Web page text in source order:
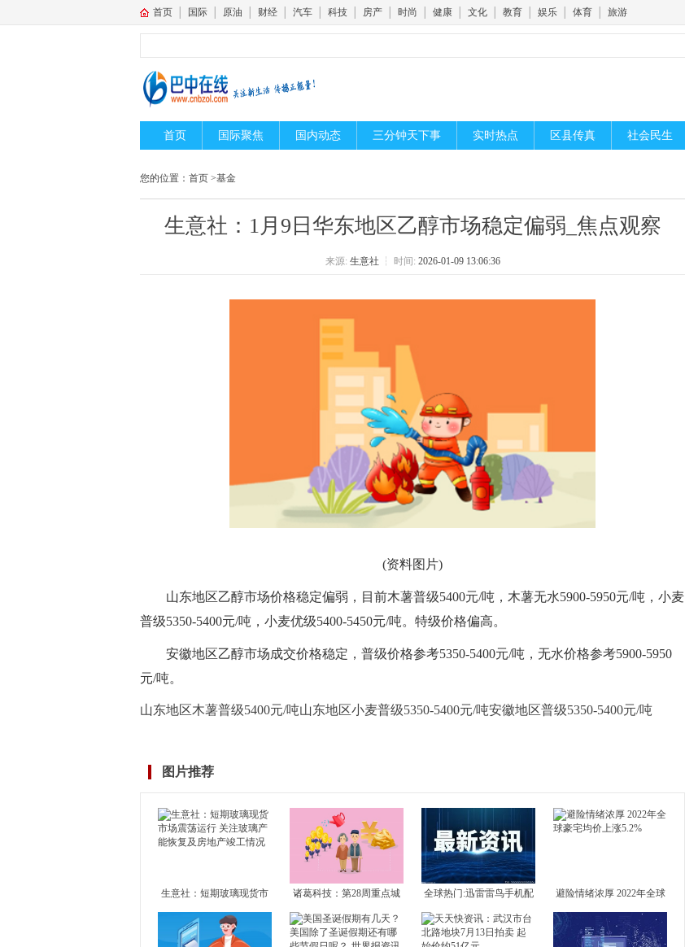
首页 国际 原油 财经 汽车 科技 房产 时尚 健康 文化 教育 娱乐 体育 旅游
首页 国际聚焦 国内动态 三分钟天下事 实时热点 区县传真 社会民生
您的位置： 首页 >基金
生意社：1月9日华东地区乙醇市场稳定偏弱_焦点观察
来源: 生意社 ┆ 时间: 2026-01-09 13:06:36
(资料图片)
山东地区乙醇市场价格稳定偏弱，目前木薯普级5400元/吨，木薯无水5900-5950元/吨，小麦
普级5350-5400元/吨，小麦优级5400-5450元/吨。特级价格偏高。
安徽地区乙醇市场成交价格稳定，普级价格参考5350-5400元/吨，无水价格参考5900-5950
元/吨。
山东地区木薯普级5400元/吨山东地区小麦普级5350-5400元/吨安徽地区普级5350-5400元/吨
图片推荐
生意社：短期玻璃现货市
场震荡运行 关注玻璃产能
恢复及房地产竣工情况
诸葛科技：第28周重点城
市成交止升转降 北京新房
成交独升 其余14城全部下
全球热门:迅雷雷鸟手机配
置介绍 雷鸟手机好不好？
避险情绪浓厚 2022年全球
豪宅均价上涨5.2%